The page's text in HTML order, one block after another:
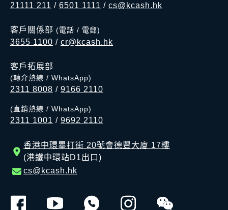
21111 211 / 6501 1111 / cs@kcash.hk
客戶關係部 (電話 / 電郵)
3655 1100 / cr@kcash.hk
客戶拓展部
(轉介熱線 / WhatsApp)
2311 8008 / 9166 2110
(直銷熱線 / WhatsApp)
2311 1001 / 9692 2110
香港中環畢打街 20號會德豐大廈 17樓
(港鐵中環站D1出口)
cs@kcash.hk